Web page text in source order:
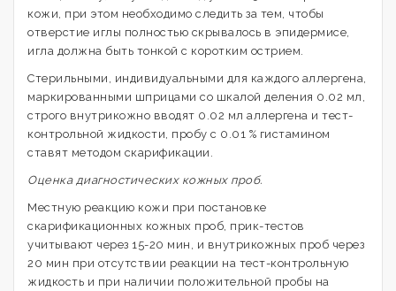
кожи, при этом необходимо следить за тем, чтобы
отверстие иглы полностью скрывалось в эпидермисе,
игла должна быть тонкой с коротким острием.
Стерильными, индивидуальными для каждого аллергена,
маркированными шприцами со шкалой деления 0.02 мл,
строго внутрикожно вводят 0.02 мл аллергена и тест-
контрольной жидкости, пробу с 0.01 % гистамином
ставят методом скарификации.
Оценка диагностических кожных проб.
Местную реакцию кожи при постановке
скарификационных кожных проб, прик-тестов
учитывают через 15-20 мин, и внутрикожных проб через
20 мин при отсутствии реакции на тест-контрольную
жидкость и при наличии положительной пробы на